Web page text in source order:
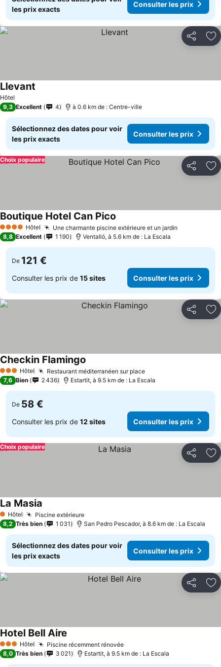
les prix exacts
Consulter les prix
Partager
Hôtel
Llevant
9,3 Excellent 4 à 0.6 km de : Centre-ville
Sélectionnez des dates pour voir
les prix exacts
Consulter les prix
Partager
Choix populaire
4 Étoiles Hôtel Une charmante piscine extérieure et un jardin
Boutique Hotel Can Pico
8,8 Excellent 1 190 Ventalló, à 5.6 km de : La Escala
De 121 €
Consulter les prix de 15 sites Consulter les prix
Partager
3 ÉtoilesHôtel Restaurant méditerranéen sur placeConsulter les prix
Checkin Flamingo
7,6 Bien 2 436 Estartit, à 9.5 km de : La Escala
De 58 €
Consulter les prix de 12 sites Consulter les prix
Partager
Choix populaire
1 Étoiles
Hôtel Piscine extérieureConsulter les prix
La Masia
8,2 Très bien 1 031 San Pedro Pescador, à 8.6 km de : La Escala
Sélectionnez des dates pour voir
les prix exacts
Consulter les prix
Partager
3 ÉtoilesHôtel Piscine récemment rénovéeConsulter les prix
Hotel Bell Aire
8,0 Très bien 3 021 Estartit, à 9.5 km de : La Escala